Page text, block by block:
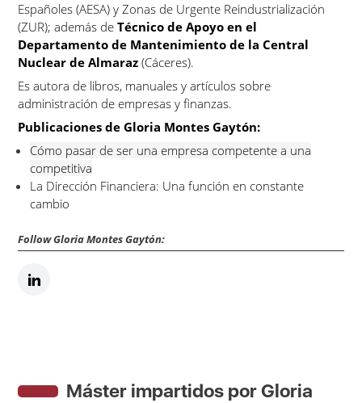
Españoles (AESA) y Zonas de Urgente Reindustrialización
(ZUR); además deTécnico de Apoyo en el
Departamento de Mantenimiento de la Central
Nuclear de Almaraz (Cáceres).
Es autora de libros, manuales y artículos sobre
administración de empresas y finanzas.
Publicaciones de Gloria Montes Gaytón:
Cómo pasar de ser una empresa competente a una
competitiva
La Dirección Financiera: Una función en constante
cambio
Follow Gloria Montes Gaytón:
Máster impartidos por Gloria